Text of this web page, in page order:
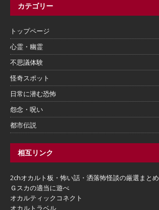
カテゴリー
トップページ
心霊・幽霊
不思議体験
怪奇スポット
日常に潜む恐怖
怨念・呪い
都市伝説
相互リンク
2chオカルト板・怖い話・洒落怖怪談の厳選まとめ
Ｇスカの適当に遊べ
オカルティックコネクト
オカルトラベル